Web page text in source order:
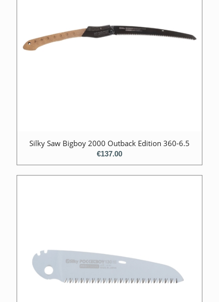
Silky Saw Bigboy 2000 Outback Edition 360-6.5
€137.00